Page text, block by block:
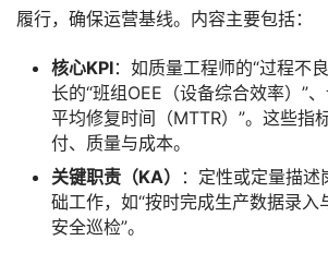
履行，确保运营基线。内容主要包括：
核心KPI：如质量工程师的“过程不
长的“班组OEE（设备综合效率）”
平均修复时间（MTTR）”。这些指
付、质量与成本。
关键职责（KA）
：定性或定量描
础工作，如“按时完成生产数据录入
安全巡检”。